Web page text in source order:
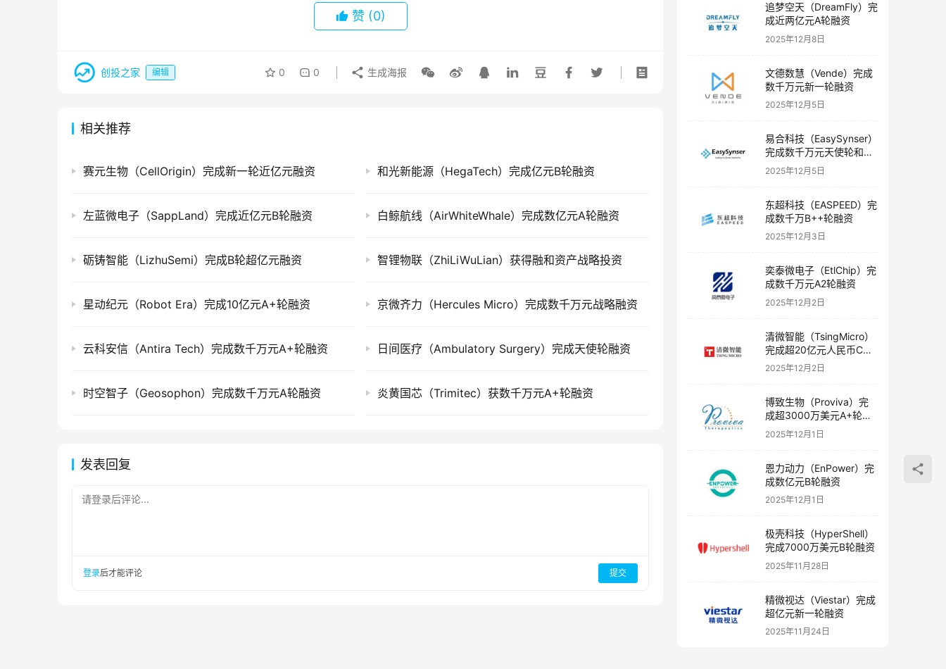
赞 (0)
创投之家 编辑 0 0 生成海报
相关推荐
赛元生物（CellOrigin）完成新一轮近亿元融资 和光新能源（HegaTech）完成亿元B轮融资
左蓝微电子（SappLand）完成近亿元B轮融资 白鲸航线（AirWhiteWhale）完成数亿元A轮融资
砺铸智能（LizhuSemi）完成B轮超亿元融资 智锂物联（ZhiLiWuLian）获得融和资产战略投资
星动纪元（Robot Era）完成10亿元A+轮融资 京微齐力（Hercules Micro）完成数千万元战略融资
云科安信（Antira Tech）完成数千万元A+轮融资 日间医疗（Ambulatory Surgery）完成天使轮融资
时空智子（Geosophon）完成数千万元A轮融资 炎黄国芯（Trimitec）获数千万元A+轮融资
发表回复
请登录后评论...
登录后才能评论 提交
追梦空天（DreamFly）完
成近两亿元A轮融资
2025年12月8日
文德数慧（Vende）完成
数千万元新一轮融资
2025年12月5日
易合科技（EasySynser）
完成数千万元天使轮和天
使+轮融资
2025年12月5日
东超科技（EASPEED）完
成数千万B++轮融资
2025年12月3日
奕泰微电子（EtlChip）完
成数千万元A2轮融资
2025年12月2日
清微智能（TsingMicro）
完成超20亿元人民币C轮
融资
2025年12月2日
博致生物（Proviva）完
成超3000万美元A+轮融
资
2025年12月1日
恩力动力（EnPower）完
成数亿元B轮融资
2025年12月1日
极壳科技（HyperShell）
完成7000万美元B轮融资
2025年11月28日
精微视达（Viestar）完成
超亿元新一轮融资
2025年11月24日